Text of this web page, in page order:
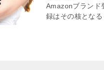
Amazonブランド
録はその核とな